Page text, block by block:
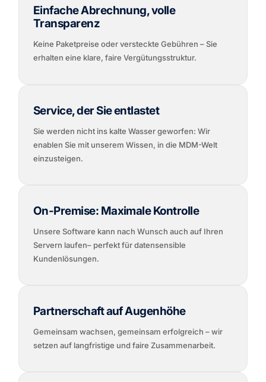
Einfache Abrechnung, volle
Transparenz
Keine Paketpreise oder versteckte Gebühren – Sie
erhalten eine klare, faire Vergütungsstruktur.
Service, der Sie entlastet
Sie werden nicht ins kalte Wasser geworfen: Wir
enablen Sie mit unserem Wissen, in die MDM-Welt
einzusteigen.
On-Premise: Maximale Kontrolle
Unsere Software kann nach Wunsch auch auf Ihren
Servern laufen– perfekt für datensensible
Kundenlösungen.
Partnerschaft auf Augenhöhe
Gemeinsam wachsen, gemeinsam erfolgreich – wir
setzen auf langfristige und faire Zusammenarbeit.